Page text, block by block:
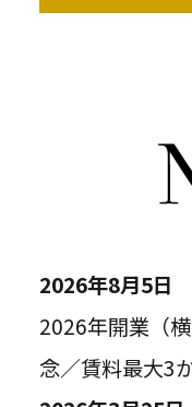
2026年8月5日
2026年開業（
念／賃料最大3